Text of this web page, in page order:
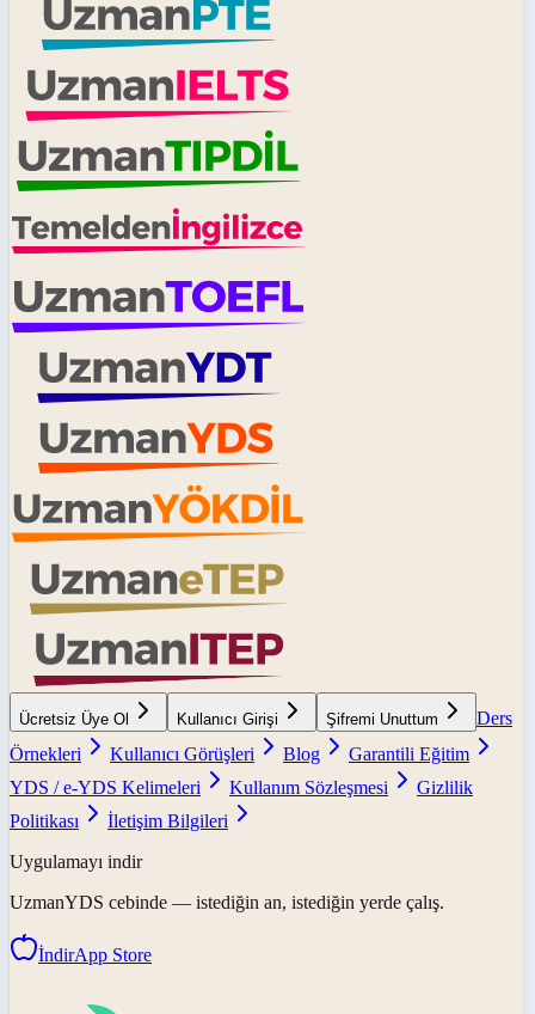
Ücretsiz Üye Ol Kullanıcı Girişi Şifremi Unuttum
Ders
Örnekleri
Kullanıcı Görüşleri Blog
Garantili Eğitim
YDS / e-YDS Kelimeleri
Kullanım Sözleşmesi
Gizlilik
Politikası
İletişim Bilgileri
Uygulamayı indir
UzmanYDS cebinde — istediğin an, istediğin yerde çalış.
İndirApp Store